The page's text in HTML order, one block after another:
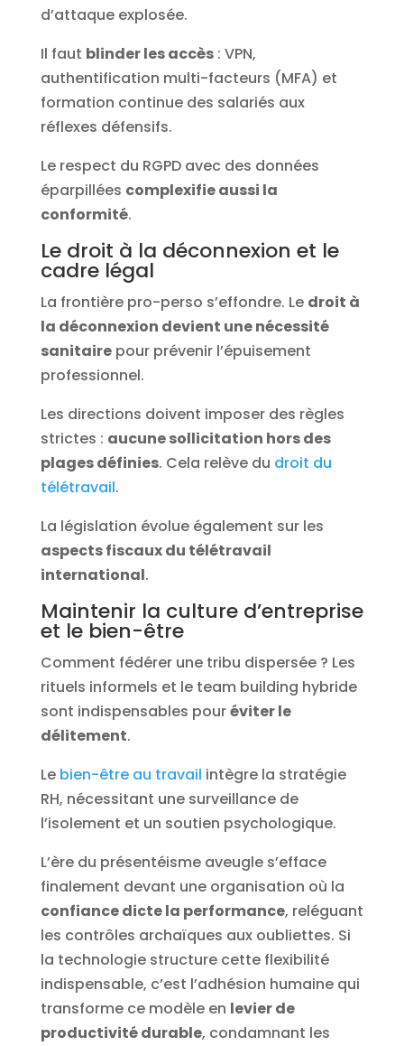
d’attaque explosée.
Il faut blinder les accès: VPN,
authentification multi-facteurs (MFA) et
formation continue des salariés aux
réflexes défensifs.
Le respect du RGPD avec des données
éparpillées complexifie aussi la
conformité.
Le droit à la déconnexion et le
cadre légal
La frontière pro-perso s’effondre. Le droit à
la déconnexion devient une nécessité
sanitairepour prévenir l’épuisement
professionnel.
Les directions doivent imposer des règles
strictes : aucune sollicitation hors des
plages définies. Cela relève du droit du
télétravail.
La législation évolue également sur les
aspects fiscaux du télétravail
international.
Maintenir la culture d’entreprise
et le bien-être
Comment fédérer une tribu dispersée ? Les
rituels informels et le team building hybride
sont indispensables pouréviter le
délitement.
Le bien-être au travail intègre la stratégie
RH, nécessitant une surveillance de
l’isolement et un soutien psychologique.
L’ère du présentéisme aveugle s’efface
finalement devant une organisation où la
confiance dicte la performance, reléguant
les contrôles archaïques aux oubliettes. Si
la technologie structure cette flexibilité
indispensable, c’est l’adhésion humaine qui
transforme ce modèle en levier de
productivité durable, condamnant les